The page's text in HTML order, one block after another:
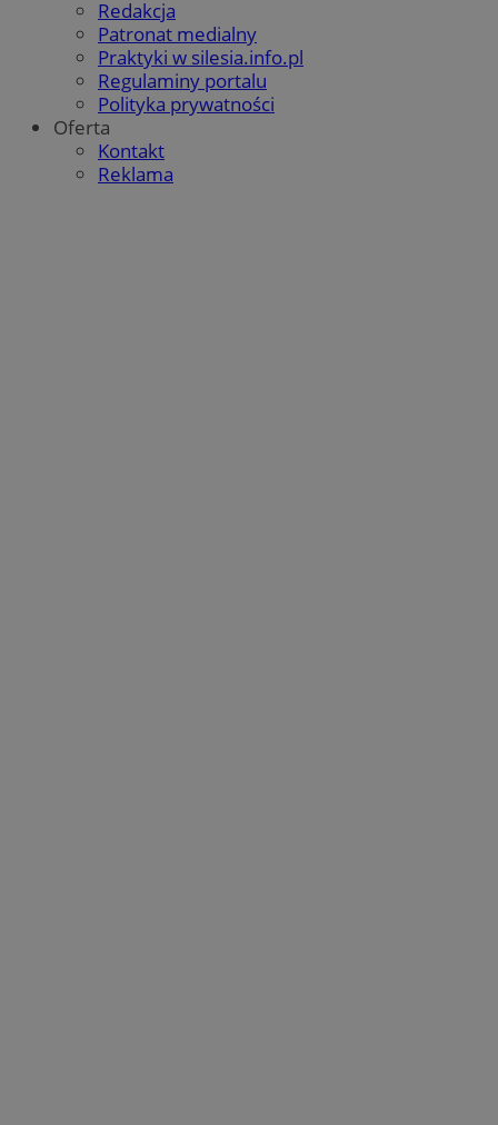
Redakcja
Patronat medialny
Praktyki w silesia.info.pl
Regulaminy portalu
Polityka prywatności
Oferta
Kontakt
Reklama